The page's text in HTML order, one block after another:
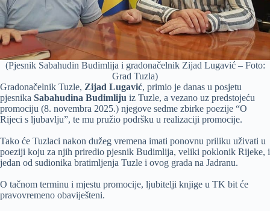
(Pjesnik Sabahudin Budimlija i gradonačelnik Zijad Lugavić – Foto:
Grad Tuzla)
Gradonačelnik Tuzle, Zijad Lugavić, primio je danas u posjetu
pjesnika Sabahudina Budimliju iz Tuzle, a vezano uz predstojeću
promociju (8. novembra 2025.) njegove sedme zbirke poezije “O
Rijeci s ljubavlju”, te mu pružio podršku u realizaciji promocije.
Tako će Tuzlaci nakon dužeg vremena imati ponovnu priliku uživati u
poeziji koju za njih priredio pjesnik Budimlija, veliki poklonik Rijeke, i
jedan od sudionika bratimljenja Tuzle i ovog grada na Jadranu.
O tačnom terminu i mjestu promocije, ljubitelji knjige u TK bit će
pravovremeno obaviješteni.